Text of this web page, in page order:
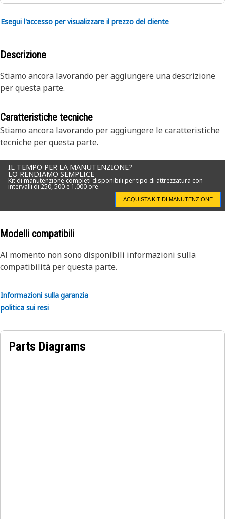
Esegui l'accesso per visualizzare il prezzo del cliente
Descrizione
Stiamo ancora lavorando per aggiungere una descrizione
per questa parte.
Caratteristiche tecniche
Stiamo ancora lavorando per aggiungere le caratteristiche
tecniche per questa parte.
IL TEMPO PER LA MANUTENZIONE?
LO RENDIAMO SEMPLICE
Kit di manutenzione completi disponibili per tipo di attrezzatura con
intervalli di 250, 500 e 1.000 ore.
ACQUISTA KIT DI MANUTENZIONE
Modelli compatibili
Al momento non sono disponibili informazioni sulla
compatibilità per questa parte.
Informazioni sulla garanzia
politica sui resi
Parts Diagrams